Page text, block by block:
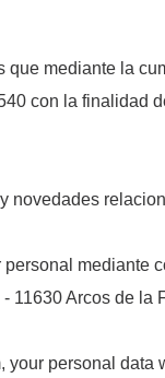
mediante la
con la finalidad
novedades
mediante
11630 Arcos de la
your personal data